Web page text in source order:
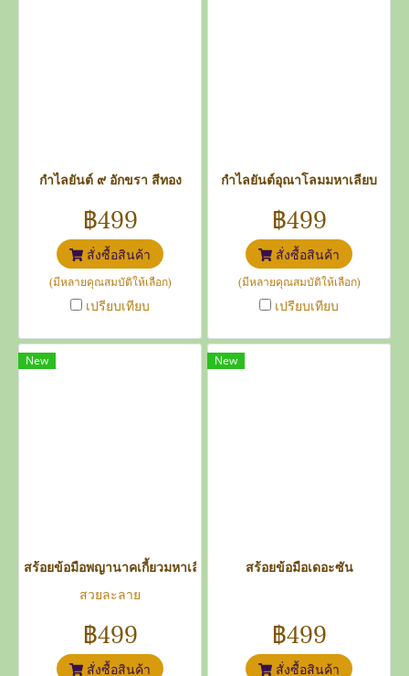
กำไลยันต์ ๙ อักขรา สีทอง
฿499
สั่งซื้อสินค้า
(มีหลายคุณสมบัติให้เลือก)
เปรียบเทียบ
กำไลยันต์อุณาโลมมหาเลียบ
฿499
สั่งซื้อสินค้า
(มีหลายคุณสมบัติให้เลือก)
เปรียบเทียบ
New
สร้อยข้อมือพญานาคเกี้ยวมหาเลียบ
สวยละลาย
฿499
สั่งซื้อสินค้า
New
สร้อยข้อมือเดอะซัน
฿499
สั่งซื้อสินค้า